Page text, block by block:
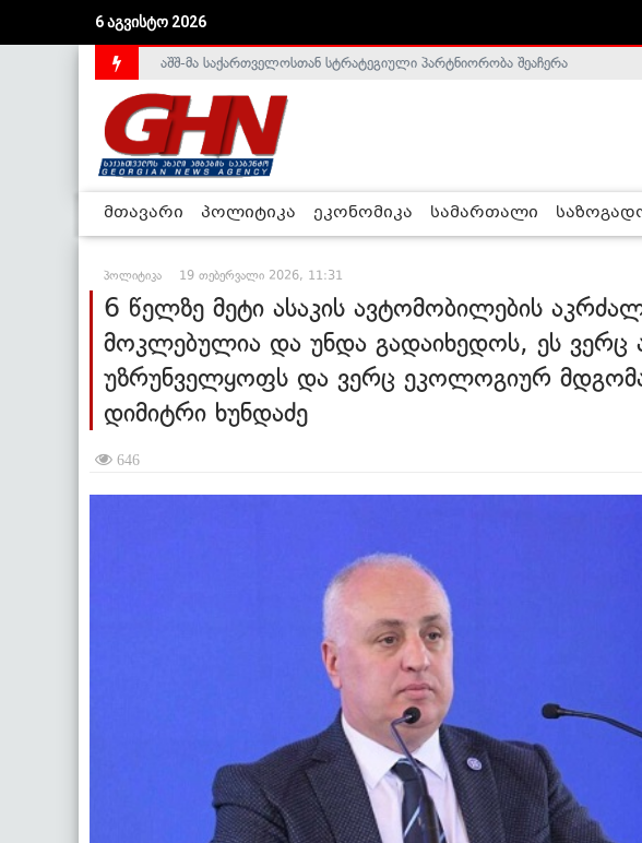
6 აგვისტო 2026
საქართველოს დე-ფაქტო მთავრობა არალეგიტიმურია - ჰელსინკის კომისია
აშშ-მა საქართველოსთან სტრატეგიული პარტნიორობა შეაჩერა
მთავარი პოლიტიკა ეკონომიკა სამართალი
პოლიტიკა 19 თებერვალი 2026, 11:31
6 წელზე მეტი ასაკის ავტომობილების
მოკლებულია და უნდა გადაიხედოს, ეს ვერც
უზრუნველყოფს და ვერც ეკოლოგიურ
დიმიტრი ხუნდაძე
646